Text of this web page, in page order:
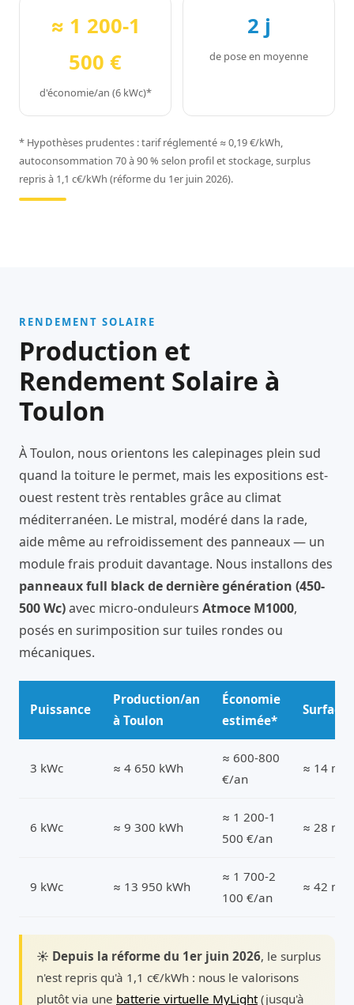
≈ 1 200-1
500 €
d'économie/an (6 kWc)*
2 j
de pose en moyenne
* Hypothèses prudentes : tarif réglementé ≈ 0,19 €/kWh,
autoconsommation 70 à 90 % selon profil et stockage, surplus
repris à 1,1 c€/kWh (réforme du 1er juin 2026).
RENDEMENT SOLAIRE
Production et
Rendement Solaire à
Toulon
À Toulon, nous orientons les calepinages plein sud
quand la toiture le permet, mais les expositions est-
ouest restent très rentables grâce au climat
méditerranéen. Le mistral, modéré dans la rade,
aide même au refroidissement des panneaux — un
module frais produit davantage. Nous installons des
panneaux full black de dernière génération (450-
500 Wc)avec micro-onduleurs Atmoce M1000,
posés en surimposition sur tuiles rondes ou
mécaniques.
Puissance
Production/an
à Toulon
Économie
estimée*
Surface
3 kWc ≈ 4 650 kWh
≈ 600-800
€/an
≈ 14 m²
6 kWc ≈ 9 300 kWh
≈ 1 200-1
500 €/an
≈ 28 m²
9 kWc ≈ 13 950 kWh
≈ 1 700-2
100 €/an
≈ 42 m²
☀️ Depuis la réforme du 1er juin 2026, le surplus
n'est repris qu'à 1,1 c€/kWh : nous le valorisons
plutôt via une batterie virtuelle MyLight(jusqu'à